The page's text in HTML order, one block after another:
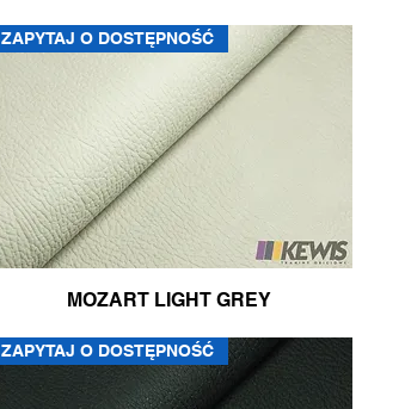
ZAPYTAJ O DOSTĘPNOŚĆ
MOZART LIGHT GREY
ZAPYTAJ O DOSTĘPNOŚĆ